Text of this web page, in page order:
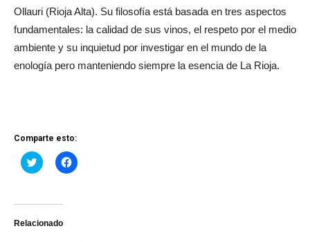
Ollauri (Rioja Alta). Su filosofía está basada en tres aspectos
fundamentales: la calidad de sus vinos, el respeto por el medio
ambiente y su inquietud por investigar en el mundo de la
enología pero manteniendo siempre la esencia de La Rioja.
Comparte esto:
Haz
clic
Twitter
abre
Haz
clic
Relacionado